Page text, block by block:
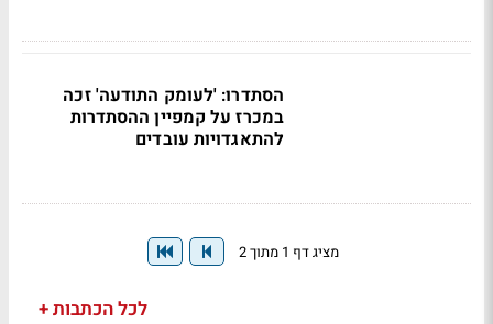
הסתדרו: 'לעומק התודעה' זכה
במכרז על קמפיין ההסתדרות
להתאגדויות עובדים
מציג דף 1 מתוך 2
לכל הכתבות +